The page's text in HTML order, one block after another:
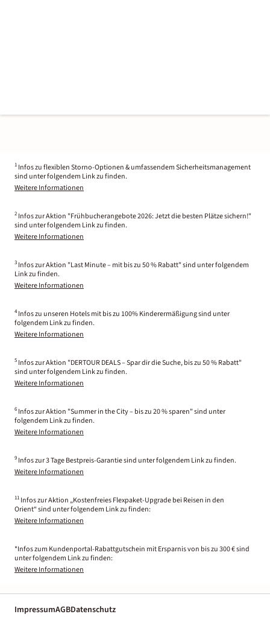
1 Infos zu flexiblen Storno-Optionen & umfassendem Sicherheitsmanagement
sind unter folgendem Link zu finden.
Weitere Informationen
2 Infos zur Aktion "Frühbucherangebote 2026: Jetzt die besten Plätze sichern!"
sind unter folgendem Link zu finden.
Weitere Informationen
3 Infos zur Aktion "Last Minute – mit bis zu 50 % Rabatt" sind unter folgendem
Link zu finden.
Weitere Informationen
4 Infos zu unseren Hotels mit bis zu 100% Kinderermäßigung sind unter
folgendem Link zu finden.
Weitere Informationen
5 Infos zur Aktion "DERTOUR DEALS – Spar dir die Suche, bis zu 50 % Rabatt"
sind unter folgendem Link zu finden.
Weitere Informationen
6 Infos zur Aktion "Summer in the City – bis zu 20 % sparen" sind unter
folgendem Link zu finden.
Weitere Informationen
9 Infos zur 3 Tage Bestpreis-Garantie sind unter folgendem Link zu finden.
Weitere Informationen
11 Infos zur Aktion „Kostenfreies Flexpaket-Upgrade bei Reisen in den
Orient“ sind unter folgendem Link zu finden:
Weitere Informationen
*Infos zum Kundenportal-Rabattgutschein mit Ersparnis von bis zu 300 € sind
unter folgendem Link zu finden:
Weitere Informationen
ImpressumAGBDatenschutz